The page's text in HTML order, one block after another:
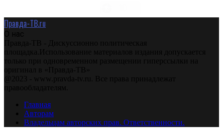
Правда-ТВ.ru
О нас
Правда-ТВ - Дискуссионно политическая
площадка.Использование материалов издания допускается
только при одновременном размещении гиперссылки на
оригинал в «Правда-ТВ»
@2023 - www.pravda-tv.ru. Все права принадлежат
правообладателям.
Главная
Авторам
Владельцам авторских прав. Ответственности.